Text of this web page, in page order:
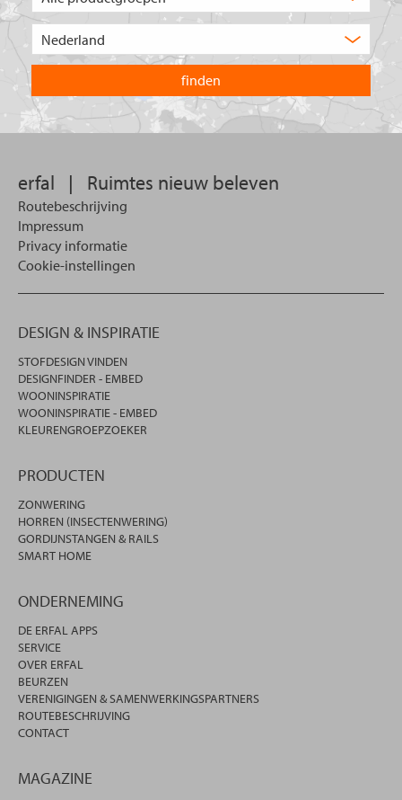
product
u?
land
waarin
u
wilt
zoeken.
erfal | Ruimtes nieuw beleven
Routebeschrijving
Impressum
Privacy informatie
Cookie-instellingen
DESIGN & INSPIRATIE
STOFDESIGN VINDEN
DESIGNFINDER - EMBED
WOONINSPIRATIE
WOONINSPIRATIE - EMBED
KLEURENGROEPZOEKER
PRODUCTEN
ZONWERING
HORREN (INSECTENWERING)
GORDIJNSTANGEN & RAILS
SMART HOME
ONDERNEMING
DE ERFAL APPS
SERVICE
OVER ERFAL
BEURZEN
VERENIGINGEN & SAMENWERKINGSPARTNERS
ROUTEBESCHRIJVING
CONTACT
MAGAZINE